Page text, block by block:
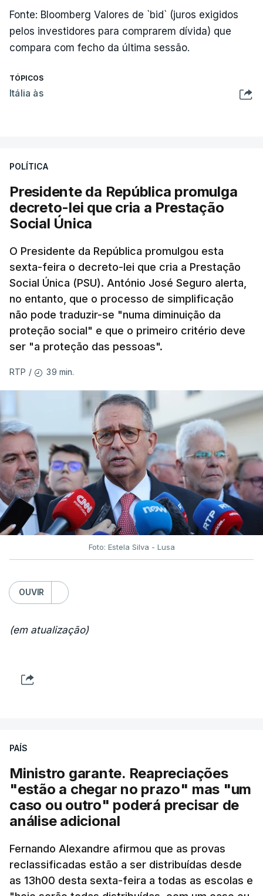
Fonte: Bloomberg Valores de `bid` (juros exigidos
pelos investidores para comprarem dívida) que
compara com fecho da última sessão.
TÓPICOS
Itália às
POLÍTICA
Presidente da República promulga
decreto-lei que cria a Prestação
Social Única
O Presidente da República promulgou esta
sexta-feira o decreto-lei que cria a Prestação
Social Única (PSU). António José Seguro alerta,
no entanto, que o processo de simplificação
não pode traduzir-se "numa diminuição da
proteção social" e que o primeiro critério deve
ser "a proteção das pessoas".
RTP / 39 min.
Foto: Estela Silva - Lusa
OUVIR
(em atualização)
PAÍS
Ministro garante. Reapreciações
"estão a chegar no prazo" mas "um
caso ou outro" poderá precisar de
análise adicional
Fernando Alexandre afirmou que as provas
reclassificadas estão a ser distribuídas desde
as 13h00 desta sexta-feira a todas as escolas e